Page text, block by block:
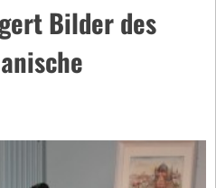
Bilder des